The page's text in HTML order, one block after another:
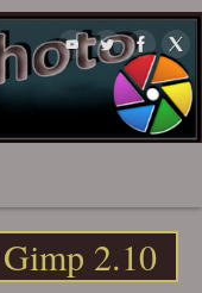
2.10